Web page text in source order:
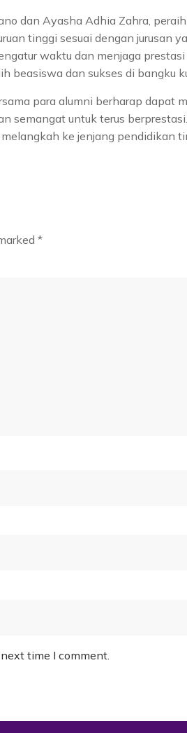
dan Ayasha Adhia Zahra,
tinggi sesuai dengan jurusan
waktu dan menjaga
beasiswa dan sukses di bangku
para alumni berharap dapat
semangat untuk terus
ke jenjang pendidikan
*
time I comment.